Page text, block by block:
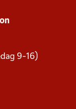
9-16)